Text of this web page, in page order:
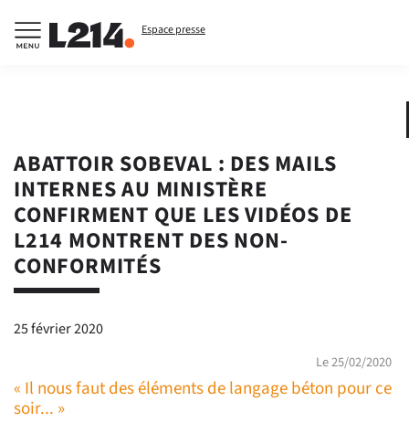
Espace presse
ABATTOIR SOBEVAL : DES MAILS
INTERNES AU MINISTÈRE
CONFIRMENT QUE LES VIDÉOS DE
L214 MONTRENT DES NON-
CONFORMITÉS
25 février 2020
Le 25/02/2020
« Il nous faut des éléments de langage béton pour ce
soir... »